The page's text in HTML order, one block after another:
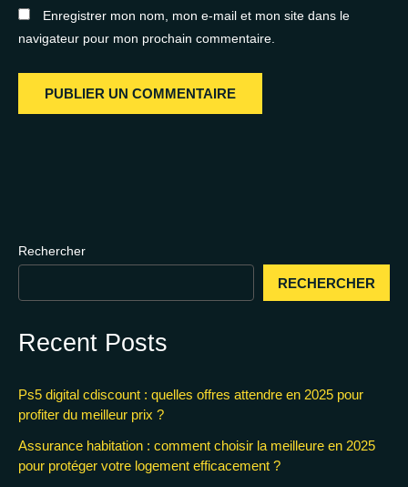
Enregistrer mon nom, mon e-mail et mon site dans le
navigateur pour mon prochain commentaire.
Rechercher
RECHERCHER
Recent Posts
Ps5 digital cdiscount : quelles offres attendre en 2025 pour
profiter du meilleur prix ?
Assurance habitation : comment choisir la meilleure en 2025
pour protéger votre logement efficacement ?